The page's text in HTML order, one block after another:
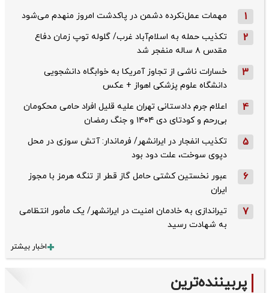
1 مهمات عمل‌نکرده دشمن در پاکدشت امروز منهدم می‌شود
2
تکذیب حمله به اسلام‌آباد غرب/ گلوله توپ زمان دفاع
مقدس ۸ ساله منفجر شد
3
خسارات ناشی از تجاوز آمریکا به خوابگاه دانشجویی
دانشگاه علوم پزشکی اهواز + عکس
4
اعلام جرم دادستانی تهران علیه قلیل افراد حامی محکومان
بی‌رحم و کودتای دی‌ ۱۴۰۴ و جنگ رمضان
5
تکذیب ‌انفجار در ایرانشهر/ فرماندار: آتش سوزی در محل
دپوی سوخت، علت دود بود
6
عبور نخستین کشتی حامل گاز قطر از تنگه هرمز با مجوز
ایران
7
تیراندازی به خادمان امنیت در ایرانشهر/ یک مأمور انتظامی
به شهادت رسید
اخبار بیشتر
پربیننده‌ترین